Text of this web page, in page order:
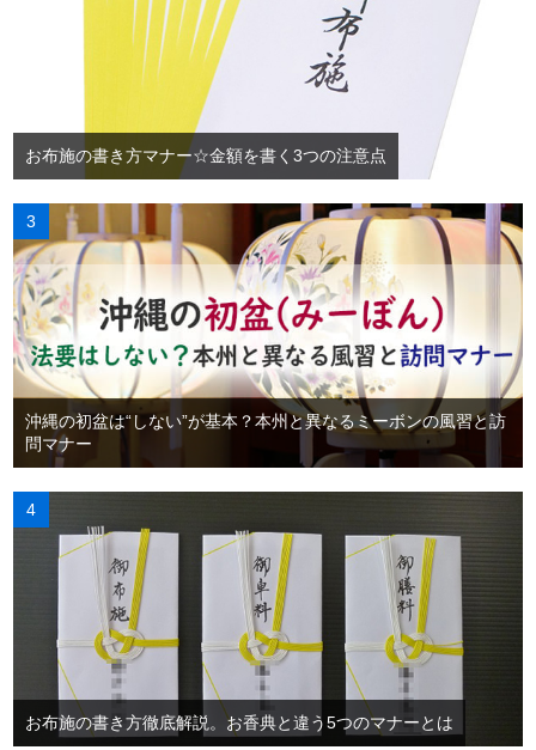
お布施の書き方マナー☆金額を書く3つの注意点
沖縄の初盆は“しない”が基本？本州と異なるミーボンの風習と訪
問マナー
お布施の書き方徹底解説。お香典と違う5つのマナーとは